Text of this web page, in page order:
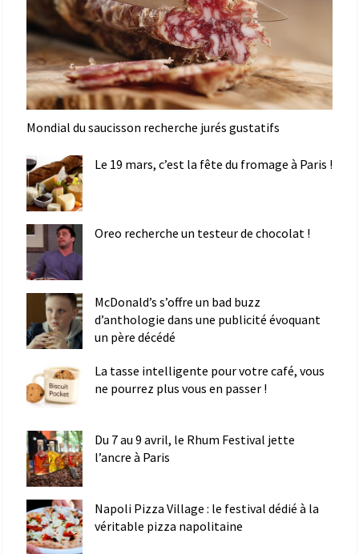
Mondial du saucisson recherche jurés gustatifs
Le 19 mars, c’est la fête du fromage à Paris !
Oreo recherche un testeur de chocolat !
McDonald’s s’offre un bad buzz
d’anthologie dans une publicité évoquant
un père décédé
La tasse intelligente pour votre café, vous
ne pourrez plus vous en passer !
Du 7 au 9 avril, le Rhum Festival jette
l’ancre à Paris
Napoli Pizza Village : le festival dédié à la
véritable pizza napolitaine